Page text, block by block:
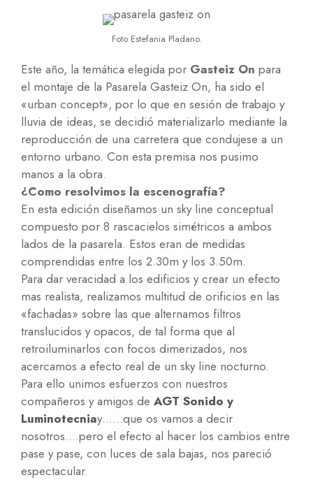
Foto Estefania Pladano.
Este año, la temática elegida por Gasteiz On para
el montaje de la Pasarela Gasteiz On, ha sido el
«urban concept», por lo que en sesión de trabajo y
lluvia de ideas, se decidió materializarlo mediante la
reproducción de una carretera que condujese a un
entorno urbano. Con esta premisa nos pusimo
manos a la obra.
¿Como resolvimos la escenografía?
En esta edición diseñamos un sky line conceptual
compuesto por 8 rascacielos simétricos a ambos
lados de la pasarela. Estos eran de medidas
comprendidas entre los 2.30m y los 3.50m.
Para dar veracidad a los edificios y crear un efecto
mas realista, realizamos multitud de orificios en las
«fachadas» sobre las que alternamos filtros
translucidos y opacos, de tal forma que al
retroiluminarlos con focos dimerizados, nos
acercamos a efecto real de un sky line nocturno.
Para ello unimos esfuerzos con nuestros
compañeros y amigos de AGT Sonido y
Luminotecniay……que os vamos a decir
nosotros….pero el efecto al hacer los cambios entre
pase y pase, con luces de sala bajas, nos pareció
espectacular.